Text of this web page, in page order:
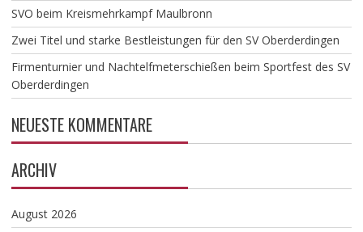
SVO beim Kreismehrkampf Maulbronn
Zwei Titel und starke Bestleistungen für den SV Oberderdingen
Firmenturnier und Nachtelfmeterschießen beim Sportfest des SV
Oberderdingen
NEUESTE KOMMENTARE
ARCHIV
August 2026